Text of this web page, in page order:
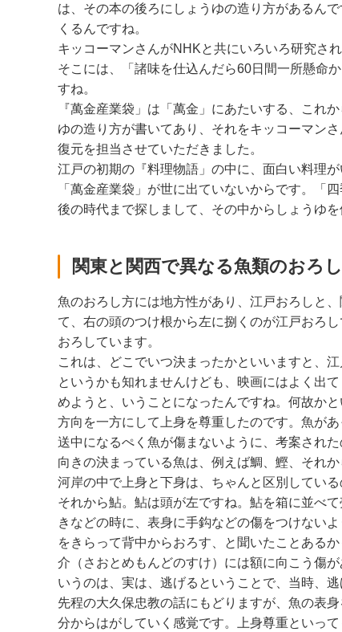
は、その本の後ろにしょうゆの造り方があるん
くるんですね。
キッコーマンさんがNHKと共にいろいろ研究さ
そこには、「諸味を仕込んだら60日間一所懸命
すね。
『萬金産業袋」は「萬金」にあたいする、これ
ゆの造り方が書いてあり、それをキッコーマン
復元を担当させていただきました。
江戸の初期の『料理物語」の中に、面白い料理
「萬金産業袋」が世に出ていないからです。「
後の時代まで探しまして、その中からしょうゆ
関東と関西で異なる魚類のおろ
魚のおろし方には地方性があり、江戸おろしと
て、右の頭のつけ根から左に捌くのが江戸おろ
おろしています。
これは、どこでいつ決まったかといいますと、
というかも知れませんけども、映画にはよく出
めようと、いうことになったんですね。何故か
方向を一方にして上身を尊重したのです。魚が
送中になるぺく魚が傷まないように、考案された
向きの決まっている魚は、例えば鯛、鰹、それ
河岸の中で上身と下身は、ちゃんと区別している
それから鮎。鮎は頭が左ですね。鮎を箱に並べ
きなどの時に、表身に手鈎などの傷をつけない
をきらって背中からおろす、と聞いたことある
介（さおとめもんどのすけ）には額に向こう傷
いうのは、実は、逃げるということで、当時、
先程の大久保忠教の話にもどりますが、魚の表
分からはがしていく感覚です。上身尊重といっ